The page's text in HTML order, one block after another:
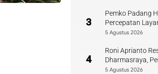
3
Pemko Padang
Percepatan
di Sumbar
5 Agustus 2026
4
Roni Aprianto
Dharmasraya,
Kompetensi
5 Agustus 2026